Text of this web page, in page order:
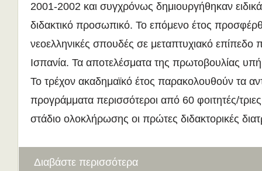
2001-2002 και συγχρόνως δημιουργήθηκαν
διδακτικό προσωπικό. Το επόμενο έτος
νεοελληνικές σπουδές σε μεταπτυχιακό
Ισπανία. Τα αποτελέσματα της πρωτοβουλίας
Το τρέχον ακαδημαϊκό έτος παρακολουθούν τα
προγράμματα περισσότεροι από 60 φοιτητές/
στάδιο ολοκλήρωσης οι πρώτες διδακτορικές
Διαβάστε περισσότερα